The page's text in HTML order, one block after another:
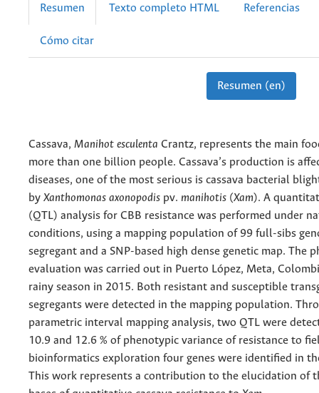
Resumen Texto completo HTML Referencias
Cómo citar
Resumen (en)
Cassava, Manihot esculenta Crantz, represents the main
more than one billion people. Cassava’s production is
diseases, one of the most serious is cassava bacterial
by Xanthomonas axonopodis pv. manihotis (Xam). A
(QTL) analysis for CBB resistance was performed under
conditions, using a mapping population of 99 full-sibs
segregant and a SNP-based high dense genetic map. The
evaluation was carried out in Puerto López, Meta,
rainy season in 2015. Both resistant and susceptible
segregants were detected in the mapping population.
parametric interval mapping analysis, two QTL were
10.9 and 12.6 % of phenotypic variance of resistance to
bioinformatics exploration four genes were identified in
This work represents a contribution to the elucidation of